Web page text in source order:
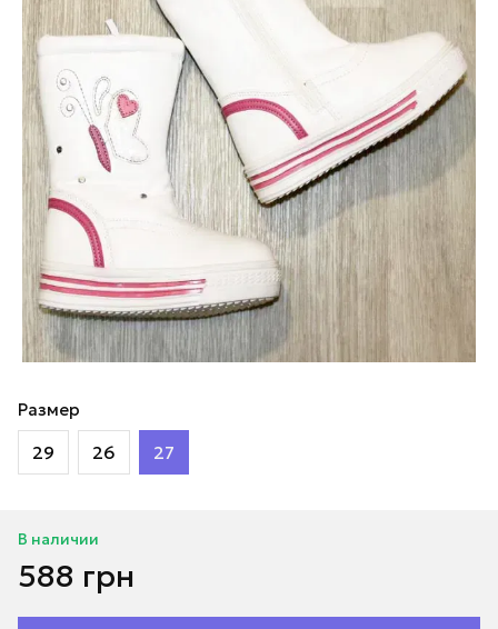
Размер
29 26 27
В наличии
588 грн